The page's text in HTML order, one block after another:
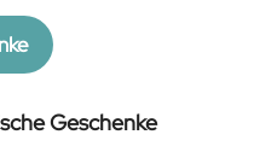
Geschenke